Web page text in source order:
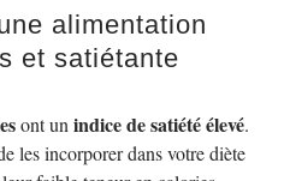
alimentation
et satiétante
ont un indice de satiété élevé.
les incorporer dans votre diète